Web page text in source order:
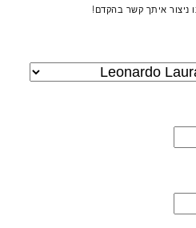
ניצור איתך קשר בהקדם!